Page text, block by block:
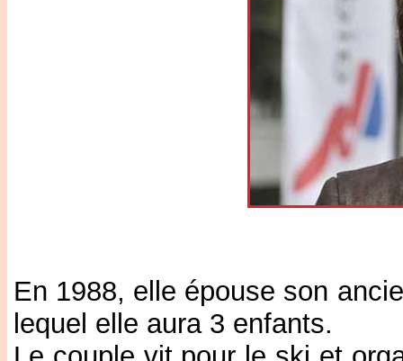
En 1988, elle épouse son
lequel elle aura 3 enfants.